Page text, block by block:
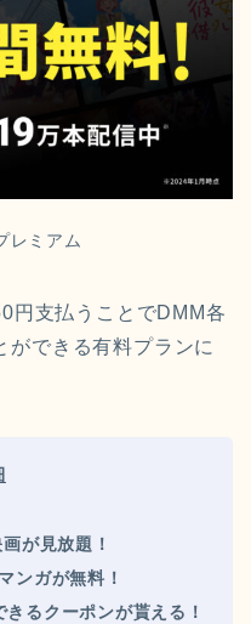
レミアム
円支払うことでDMM各
ができる有料プランに
が見放題！
ンガが無料！
るクーポンが貰える！